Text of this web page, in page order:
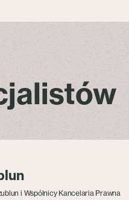
i Wspólnicy Kancelaria Prawna